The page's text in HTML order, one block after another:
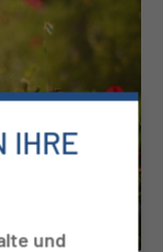
IHRE
und